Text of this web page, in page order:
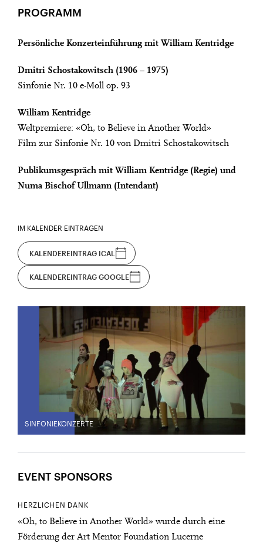
PROGRAMM
Persönliche Konzerteinführung mit William Kentridge
Dmitri Schostakowitsch (1906 – 1975)
Sinfonie Nr. 10 e-Moll op. 93
William Kentridge
Weltpremiere: «Oh, to Believe in Another World»
Film zur Sinfonie Nr. 10 von Dmitri Schostakowitsch
Publikumsgespräch mit William Kentridge (Regie) und
Numa Bischof Ullmann (Intendant)
IM KALENDER EINTRAGEN
KALENDEREINTRAG ICAL
KALENDEREINTRAG GOOGLE
SINFONIEKONZERTE
EVENT SPONSORS
HERZLICHEN DANK
«Oh, to Believe in Another World» wurde durch eine
Förderung der Art Mentor Foundation Lucerne